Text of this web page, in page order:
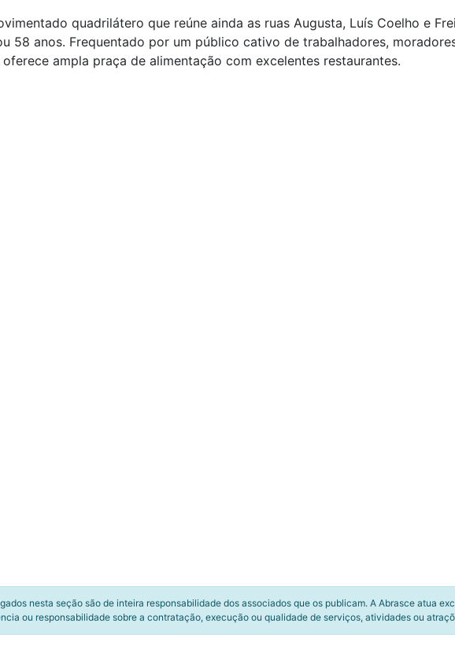
quadrilátero que reúne ainda as ruas Augusta, Luís Coelho e
58 anos. Frequentado por um público cativo de trabalhadores,
ampla praça de alimentação com excelentes restaurantes.
nesta seção são de inteira responsabilidade dos associados que os publicam. A Abrasce atua
ou responsabilidade sobre a contratação, execução ou qualidade de serviços, atividades ou